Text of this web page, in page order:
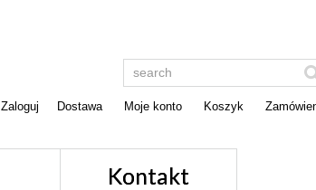
Zaloguj Dostawa Moje konto Koszyk
Kontakt